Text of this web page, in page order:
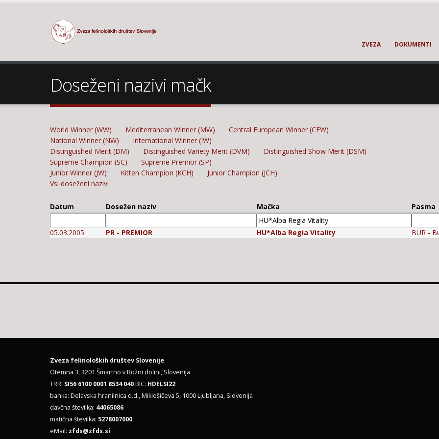
ZVEZA DOKUMENTI
Doseženi nazivi mačk
World Winner (WW) Mediterranean Winner (MW)
Central European Winner (CEW)
National Winner (NW)
International Winner (IW)
Distinguished Merit (DM)
Distinguished Variety Merit (DVM)
Distinguished Show Merit (DSM)
Supreme Champion (SC)
Supreme Premior (SP)
Junior Winner (JW)
Kitten Champion (KCH)
Junior Champion (JCH)
Vsi doseženi nazivi
Datum Dosežen naziv Mačka Pasma
05.03.2005 PR - PREMIOR HU*Alba Regia Vitality BUR -
Zveza felinoloških društev Slovenije
Otemna 3, 3201 Šmartno v Rožni dolini, Slovenija
TRR: SI56 6100 0001 8534 040BIC: HDELSI22
banka: Delavska hranilnica d.d., Miklošičeva 5, 1000 Ljubljana, Slovenija
davčna številka: 44065086
matična številka: 5278007000
eMail: zfds@zfds.si